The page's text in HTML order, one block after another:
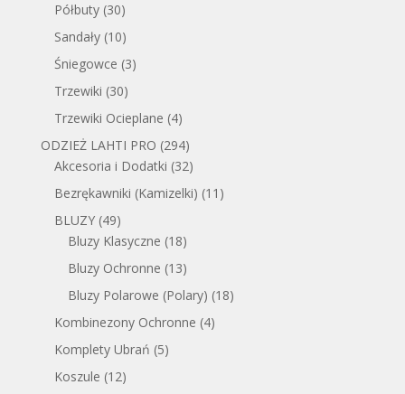
Półbuty (30)
Sandały (10)
Śniegowce (3)
Trzewiki (30)
Trzewiki Ocieplane (4)
ODZIEŻ LAHTI PRO (294)
Akcesoria i Dodatki (32)
Bezrękawniki (Kamizelki) (11)
BLUZY (49)
Bluzy Klasyczne (18)
Bluzy Ochronne (13)
Bluzy Polarowe (Polary) (18)
Kombinezony Ochronne (4)
Komplety Ubrań (5)
Koszule (12)